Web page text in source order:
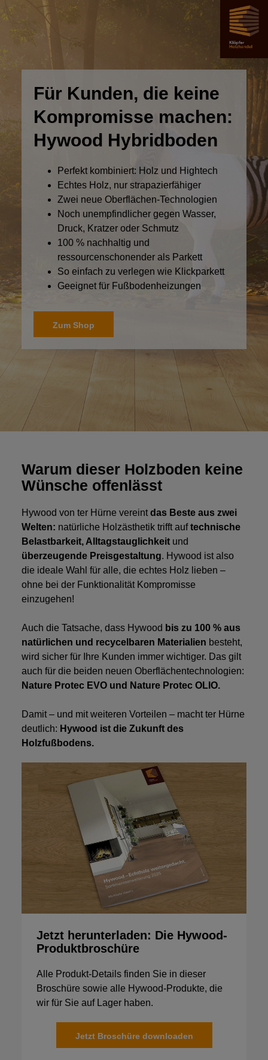
Für Kunden, die keine
Kompromisse machen:
Hywood Hybridboden
Perfekt kombiniert: Holz und Hightech
Echtes Holz, nur strapazierfähiger
Zwei neue Oberflächen-Technologien
Noch unempfindlicher gegen Wasser,
Druck, Kratzer oder Schmutz
100 % nachhaltig und
ressourcenschonender als Parkett
So einfach zu verlegen wie Klickparkett
Geeignet für Fußbodenheizungen
Zum Shop
Warum dieser Holzboden keine
Wünsche offenlässt
Hywood von ter Hürne vereintdas Beste aus zwei
Welten: natürliche Holzästhetik trifft auftechnische
Belastbarkeit, Alltagstauglichkeit und
überzeugende Preisgestaltung. Hywood ist also
die ideale Wahl für alle, die echtes Holz lieben –
ohne bei der Funktionalität Kompromisse
einzugehen!
Auch die Tatsache, dass Hywood bis zu 100 % aus
natürlichen und recycelbaren Materialien besteht,
wird sicher für Ihre Kunden immer wichtiger. Das gilt
auch für die beiden neuen Oberflächentechnologien:
Nature Protec EVO und Nature Protec OLIO.
Damit – und mit weiteren Vorteilen – macht ter Hürne
deutlich: Hywood ist die Zukunft des
Holzfußbodens.
Jetzt herunterladen: Die Hywood-
Produktbroschüre
Alle Produkt-Details finden Sie in dieser
Broschüre sowie alle Hywood-Produkte, die
wir für Sie auf Lager haben.
Jetzt Broschüre downloaden